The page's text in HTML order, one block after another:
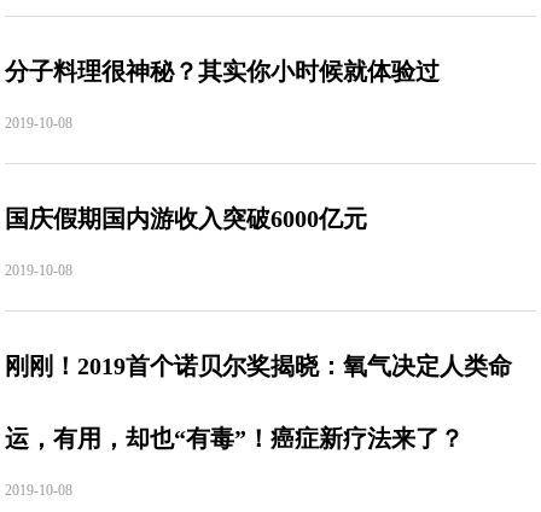
分子料理很神秘？其实你小时候就体验过
2019-10-08
国庆假期国内游收入突破6000亿元
2019-10-08
刚刚！2019首个诺贝尔奖揭晓：氧气决定人类命
运，有用，却也“有毒”！癌症新疗法来了？
2019-10-08